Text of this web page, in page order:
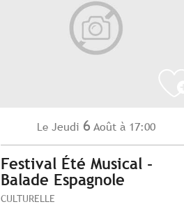
Le Jeudi 6 Août à 17:00
Festival Été Musical -
Balade Espagnole
CULTURELLE